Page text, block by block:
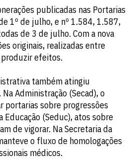
publicadas nas Portarias
1º de julho, e nº 1.584, 1.587,
de 3 de julho. Com a nova
originais, realizadas entre
efeitos.
também atingiu
Administração (Secad), o
portarias sobre progressões
Educação (Seduc), atos sobre
de vigorar. Na Secretaria da
o fluxo de homologações
médicos.